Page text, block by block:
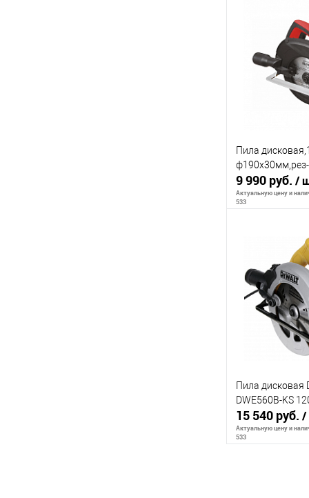
В
К сравнению
В избранное
Пила
ф190х30мм,рез-
9 990 руб. /
Актуальную цену и
533
В
К сравнению
В избранное
Пила дисковая
DWE560B-KS
15 540 руб. /
Актуальную цену и
533